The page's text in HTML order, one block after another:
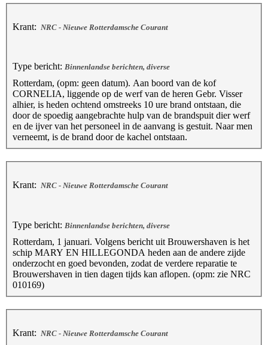
Krant: NRC - Nieuwe Rotterdamsche Courant
Type bericht: Binnenlandse berichten, diverse
Rotterdam, (opm: geen datum). Aan boord van de kof
CORNELIA, liggende op de werf van de heren Gebr. Visser
alhier, is heden ochtend omstreeks 10 ure brand ontstaan, die
door de spoedig aangebrachte hulp van de brandspuit dier werf
en de ijver van het personeel in de aanvang is gestuit. Naar men
verneemt, is de brand door de kachel ontstaan.
Krant: NRC - Nieuwe Rotterdamsche Courant
Type bericht: Binnenlandse berichten, diverse
Rotterdam, 1 januari. Volgens bericht uit Brouwershaven is het
schip MARY EN HILLEGONDA heden aan de andere zijde
onderzocht en goed bevonden, zodat de verdere reparatie te
Brouwershaven in tien dagen tijds kan aflopen. (opm: zie NRC
010169)
Krant: NRC - Nieuwe Rotterdamsche Courant